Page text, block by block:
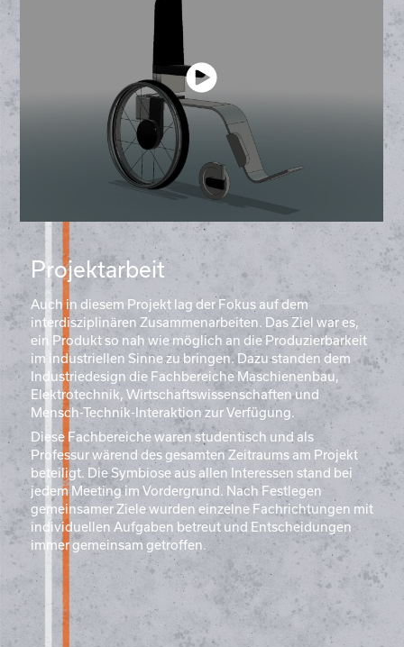
Projektarbeit
Auch in diesem Projekt lag der Fokus auf dem
interdisziplinären Zusammenarbeiten. Das Ziel war es,
ein Produkt so nah wie möglich an die Produzierbarkeit
im industriellen Sinne zu bringen. Dazu standen dem
Industriedesign die Fachbereiche Maschienenbau,
Elektrotechnik, Wirtschaftswissenschaften und
Mensch-Technik-Interaktion zur Verfügung.
Diese Fachbereiche waren studentisch und als
Professur wärend des gesamten Zeitraums am Projekt
beteiligt. Die Symbiose aus allen Interessen stand bei
jedem Meeting im Vordergrund. Nach Festlegen
gemeinsamer Ziele wurden einzelne Fachrichtungen mit
individuellen Aufgaben betreut und Entscheidungen
immer gemeinsam getroffen.